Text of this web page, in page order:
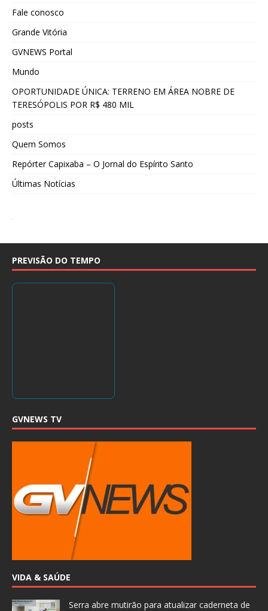
Fale conosco
Grande Vitória
GVNEWS Portal
Mundo
OPORTUNIDADE ÚNICA: TERRENO EM ÁREA NOBRE DE
TERESÓPOLIS POR R$ 480 MIL
posts
Quem Somos
Repórter Capixaba – O Jornal do Espírito Santo
Últimas Notícias
PREVISÃO DO TEMPO
GVNEWS TV
VIDA & SAÚDE
Serra abre mutirão para atualizar caderneta de